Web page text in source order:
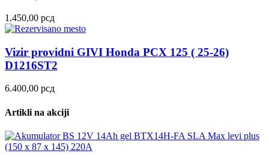
1.450,00 рсд
Vizir providni GIVI Honda PCX 125 ( 25-26)
D1216ST2
6.400,00 рсд
Artikli na akciji